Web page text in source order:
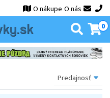
O nákupe O nás
0